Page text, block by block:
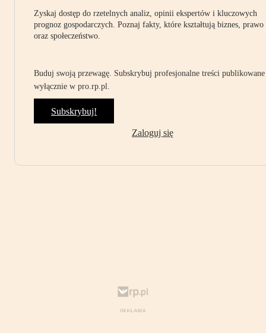
Zyskaj dostęp do rzetelnych analiz, opinii ekspertów i kluczowych
prognoz gospodarczych. Poznaj fakty, które kształtują biznes, prawo
oraz społeczeństwo.
Buduj swoją przewagę. Subskrybuj profesjonalne treści publikowane
wyłącznie w pro.rp.pl.
Subskrybuj!
Zaloguj się